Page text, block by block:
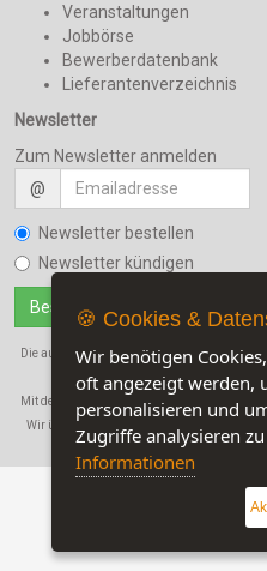
Veranstaltungen
Jobbörse
Bewerberdatenbank
Lieferantenverzeichnis
Newsletter
Zum Newsletter anmelden
@
Newsletter bestellen
Newsletter kündigen
Die auf dieser Seite verwendeten
sind Eigentum
Mit der Benutzung dieser Seite erkennen Sie
Wir übernehmen in keinem Fall eine
🍪 Cookies &
Wir benötigen
oft angezeigt werden,
personalisieren und
Zugriffe analysieren
Informationen